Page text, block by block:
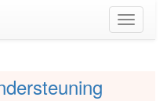
Toggle